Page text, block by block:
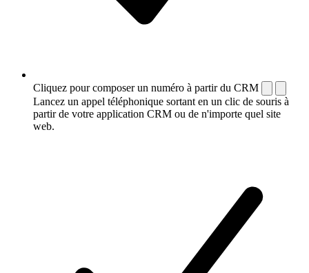
Cliquez pour composer un numéro à partir du CRM
Lancez un appel téléphonique sortant en un clic de souris à
partir de votre application CRM ou de n'importe quel site
web.